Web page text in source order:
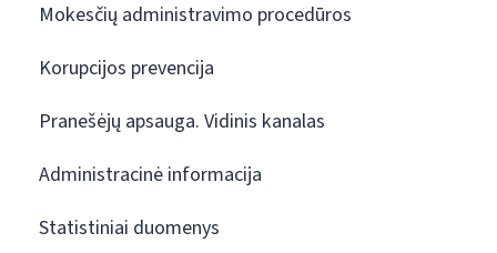
Mokesčių administravimo procedūros
Korupcijos prevencija
Pranešėjų apsauga. Vidinis kanalas
Administracinė informacija
Statistiniai duomenys